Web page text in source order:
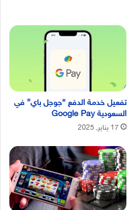
تفعيل خدمة الدفع “جوجل باي” في
السعودية Google Pay
17 يناير, 2025